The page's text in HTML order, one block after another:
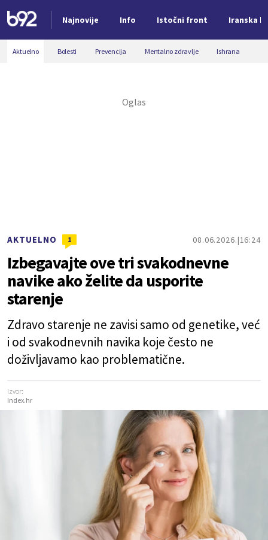
Najnovije Info Istočni front Iranska
Nova vest
Aktuelno Bolesti Prevencija Mentalno zdravlje Ishrana
AKTUELNO 1 08.06.2026. 16:24
Izbegavajte ove tri svakodnevne
navike ako želite da usporite
starenje
Zdravo starenje ne zavisi samo od genetike, već
i od svakodnevnih navika koje često ne
doživljavamo kao problematične.
Izvor:
Index.hr